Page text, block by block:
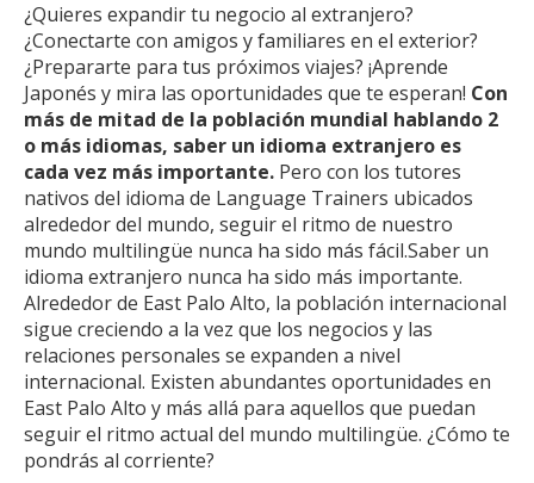
¿Quieres expandir tu negocio al extranjero?
¿Conectarte con amigos y familiares en el exterior?
¿Prepararte para tus próximos viajes? ¡Aprende
Japonés y mira las oportunidades que te esperan! Con
más de mitad de la población mundial hablando 2
o más idiomas, saber un idioma extranjero es
cada vez más importante. Pero con los tutores
nativos del idioma de Language Trainers ubicados
alrededor del mundo, seguir el ritmo de nuestro
mundo multilingüe nunca ha sido más fácil.Saber un
idioma extranjero nunca ha sido más importante.
Alrededor de East Palo Alto, la población internacional
sigue creciendo a la vez que los negocios y las
relaciones personales se expanden a nivel
internacional. Existen abundantes oportunidades en
East Palo Alto y más allá para aquellos que puedan
seguir el ritmo actual del mundo multilingüe. ¿Cómo te
pondrás al corriente?